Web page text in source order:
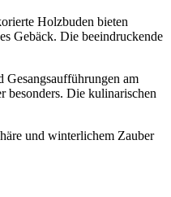
Holzbuden bieten
Gebäck. Die beeindruckende
Gesangsaufführungen am
besonders. Die kulinarischen
und winterlichem Zauber